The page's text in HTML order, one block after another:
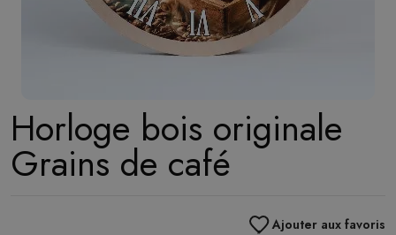
Horloge bois originale
Grains de café
Ajouter aux favoris